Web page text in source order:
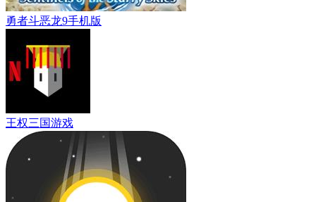
勇者斗恶龙9手机版
王权三国游戏